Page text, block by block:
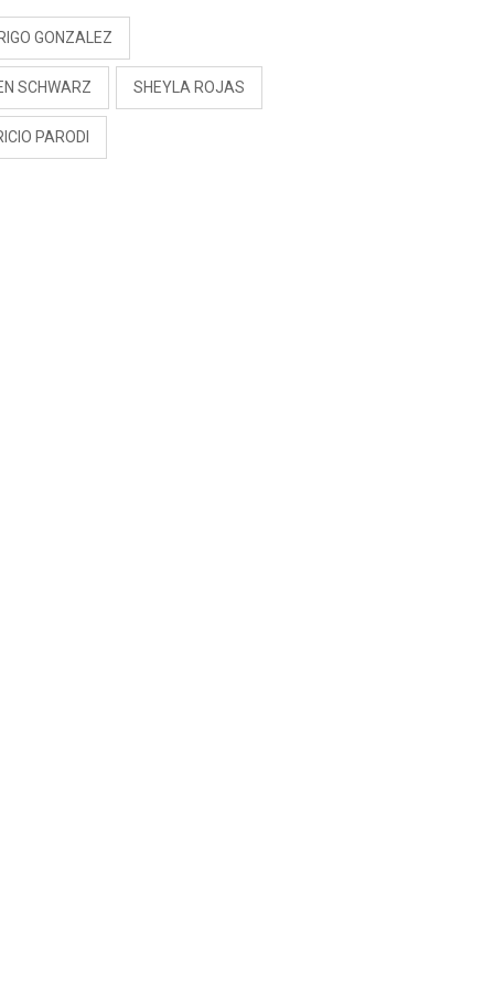
GONZALEZ
SCHWARZ SHEYLA ROJAS
PARODI